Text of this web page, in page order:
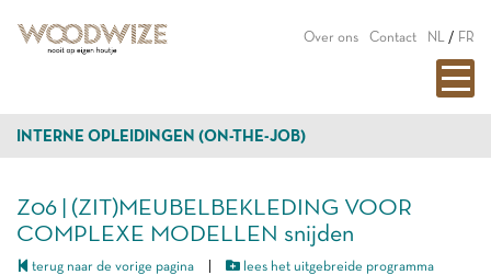
Over ons Contact NL / FR
INTERNE OPLEIDINGEN (ON-THE-JOB)
Z06 | (ZIT)MEUBELBEKLEDING VOOR
COMPLEXE MODELLEN snijden
terug naar de vorige pagina lees het uitgebreide programma